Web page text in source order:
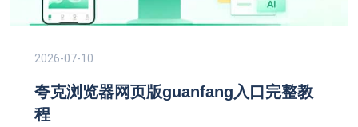
2026-07-10
夸克浏览器网页版guanfang入口完整教
程